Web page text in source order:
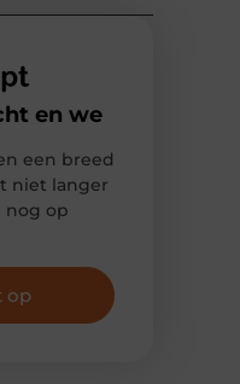
en we
een breed
niet langer
nog op
op